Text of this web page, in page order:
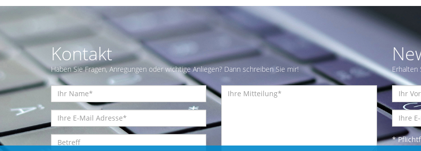
Kontakt
Haben Sie Fragen, Anregungen oder wichtige Anliegen? Dann schreiben Sie mir! Erhalten
*